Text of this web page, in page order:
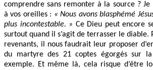
comprendre sans remonter à la source ?
à vos oreilles : « Nous avons blasphémé
plus incontestable. » Ce Dieu peut encore
surtout quand il s’agit de terrasser le diable.
revenants, il nous faudrait leur proposer
du martyre des 21 coptes égorgés sur la
exemple. Et même là, cela risque d’être